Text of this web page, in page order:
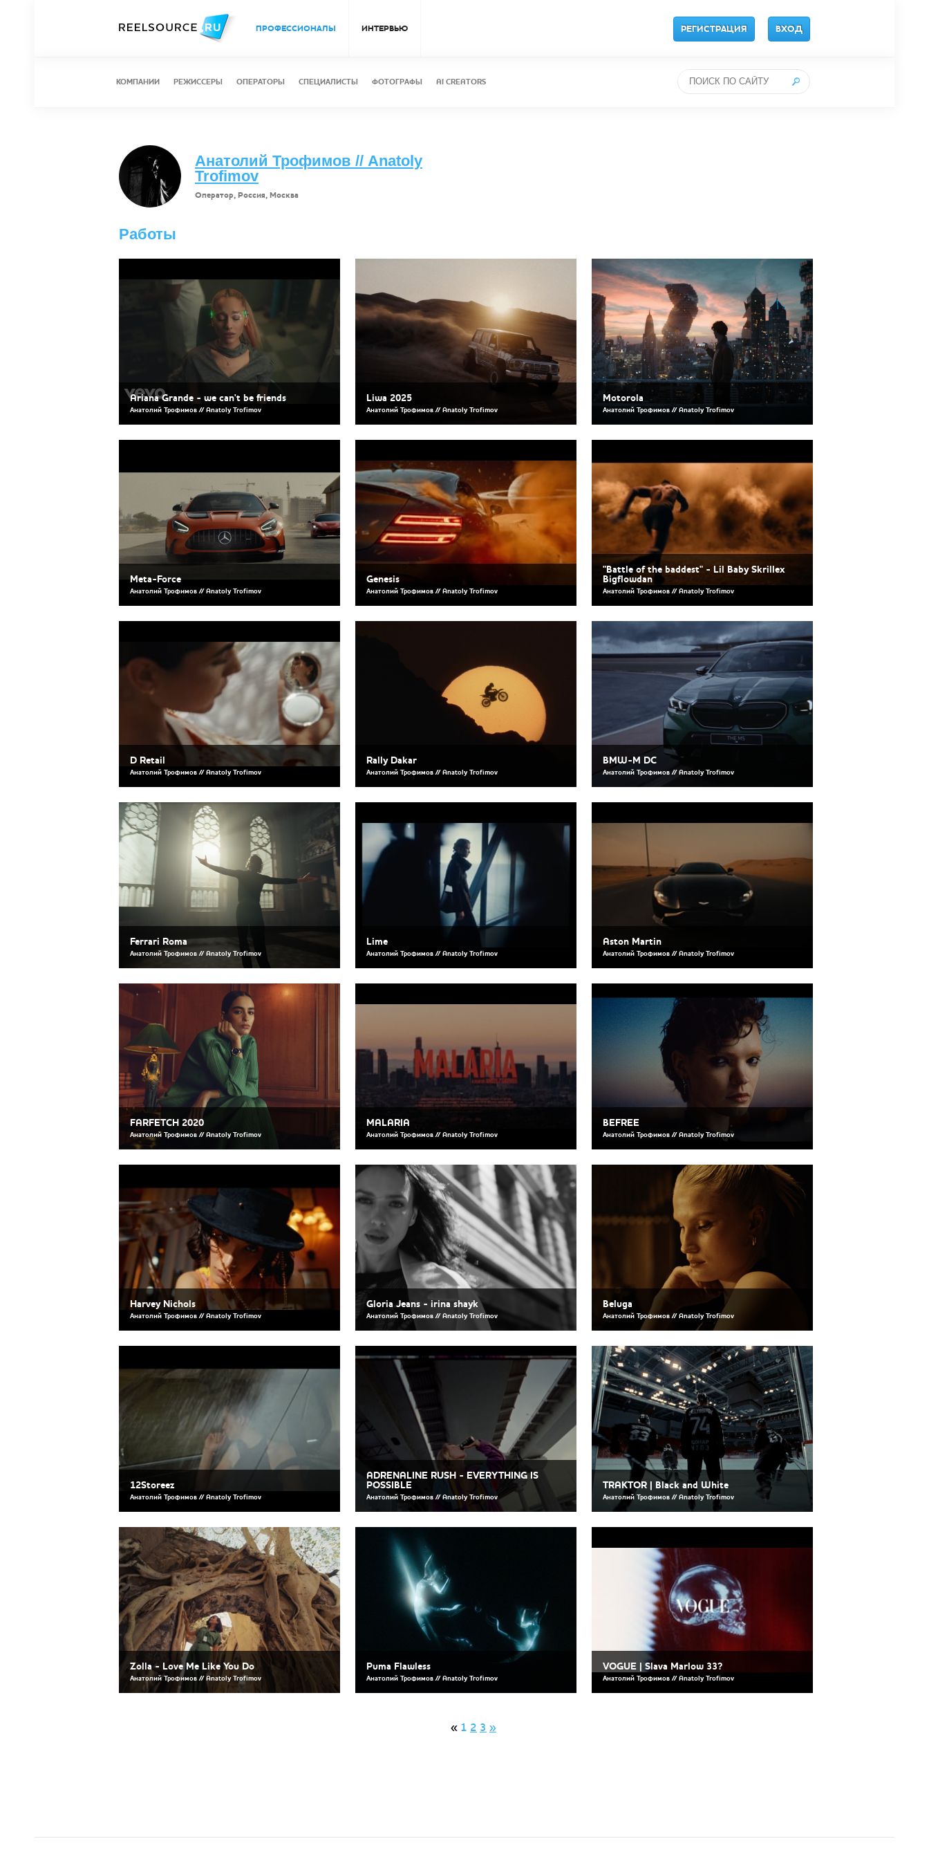
ПРОФЕССИОНАЛЫ ИНТЕРВЬЮ РЕГИСТРАЦИЯ ВХОД
КОМПАНИИ РЕЖИССЕРЫ ОПЕРАТОРЫ СПЕЦИАЛИСТЫ ФОТОГРАФЫ AI CREATORS
Анатолий Трофимов // Anatoly
Trofimov
Оператор, Россия, Москва
Работы
Ariana Grande - we can't be friends
Анатолий Трофимов // Anatoly Trofimov
Liwa 2025
Анатолий Трофимов // Anatoly Trofimov
Motorola
Анатолий Трофимов // Anatoly Trofimov
Meta-Force
Анатолий Трофимов // Anatoly Trofimov
Genesis
Анатолий Трофимов // Anatoly Trofimov
"Battle of the baddest" - Lil Baby Skrillex
Bigflowdan
Анатолий Трофимов // Anatoly Trofimov
D Retail
Анатолий Трофимов // Anatoly Trofimov
Rally Dakar
Анатолий Трофимов // Anatoly Trofimov
BMW-M DC
Анатолий Трофимов // Anatoly Trofimov
Ferrari Roma
Анатолий Трофимов // Anatoly Trofimov
Lime
Анатолий Трофимов // Anatoly Trofimov
Aston Martin
Анатолий Трофимов // Anatoly Trofimov
FARFETCH 2020
Анатолий Трофимов // Anatoly Trofimov
MALARIA
Анатолий Трофимов // Anatoly Trofimov
BEFREE
Анатолий Трофимов // Anatoly Trofimov
Harvey Nichols
Анатолий Трофимов // Anatoly Trofimov
Gloria Jeans - irina shayk
Анатолий Трофимов // Anatoly Trofimov
Beluga
Анатолий Трофимов // Anatoly Trofimov
12Storeez
Анатолий Трофимов // Anatoly Trofimov
ADRENALINE RUSH - EVERYTHING IS
POSSIBLE
Анатолий Трофимов // Anatoly Trofimov
TRAKTOR | Black and White
Анатолий Трофимов // Anatoly Trofimov
Zolla - Love Me Like You Do
Анатолий Трофимов // Anatoly Trofimov
Puma Flawless
Анатолий Трофимов // Anatoly Trofimov
VOGUE | Slava Marlow 33?
Анатолий Трофимов // Anatoly Trofimov
« 1 2 3 »